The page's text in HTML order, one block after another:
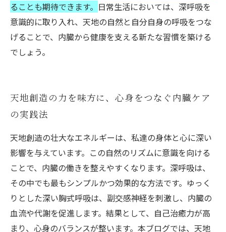
ることも期待できます。 日常生活においては、深呼吸を
意識的に取り入れ、天地の自然と自分自身の呼吸をつな
げることで、内臓から健康を支える新たな習慣を築ける
でしょう。
天地創造の力を味方に、心身をつなぐ内臓ケア
の実践法
天地創造の壮大なエネルギーは、私達の身体と心に深い
影響を与えています。この自然のリズムに意識を向ける
ことで、内臓の働きを整えやすくなります。深呼吸は、
その中でも最もシンプルかつ効果的な方法です。ゆっく
りとした深い胸式呼吸は、副交感神経を刺激し、内臓の
血流や代謝を促進します。結果として、自己治癒力が高
まり、心身のバランスが整います。本ブログでは、天地